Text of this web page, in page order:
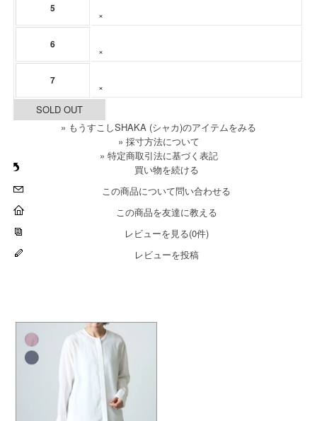
» 採寸方法について
» 特定商取引法に基づく表記
買い物を続ける
この商品について問い合わせる
この商品を友達に教える
レビューを見る(0件)
レビューを投稿
5
×
6
×
7
×
SOLD OUT
» もうすこしSHAKA (シャカ)のアイテムをみる